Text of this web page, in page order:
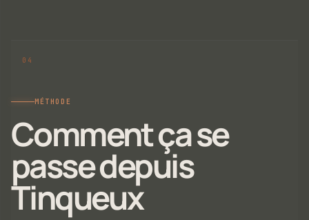
MÉTHODE
Comment ça se
passe depuis
Tinqueux